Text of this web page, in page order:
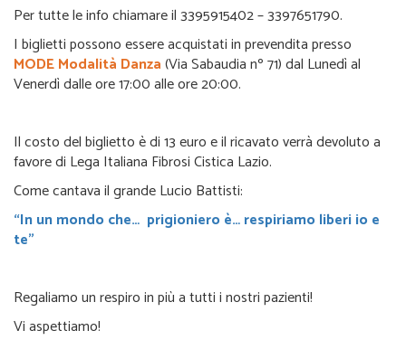
Per tutte le info chiamare il 3395915402 – 3397651790.
I biglietti possono essere acquistati in prevendita presso
MODE Modalità Danza(Via Sabaudia nº 71) dal Lunedì al
Venerdì dalle ore 17:00 alle ore 20:00.
Il costo del biglietto è di 13 euro e il ricavato verrà devoluto a
favore di Lega Italiana Fibrosi Cistica Lazio.
Come cantava il grande Lucio Battisti:
“In un mondo che… prigioniero è… respiriamo liberi io e
te”
Regaliamo un respiro in più a tutti i nostri pazienti!
Vi aspettiamo!